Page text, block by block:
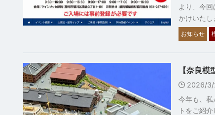
より、今
かけいた
お知らせ
【奈良
2026/
今年も、
トをご紹